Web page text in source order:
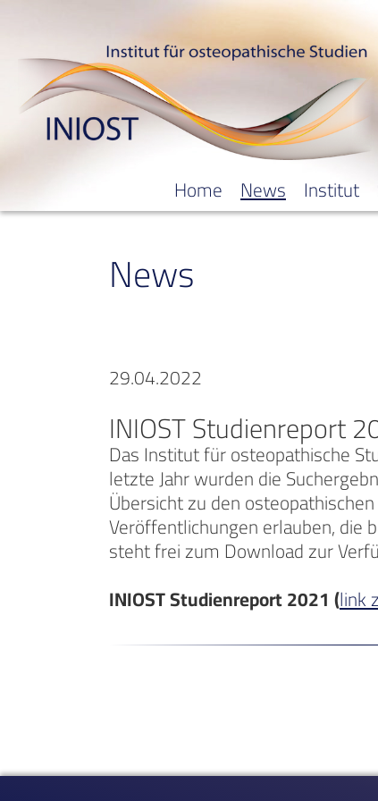
Institut
News
Home
News
29.04.2022
INIOST Studienreport
Das Institut für osteopathische
letzte Jahr wurden die
Übersicht zu den
Veröffentlichungen erlauben, die
steht frei zum Download zur
INIOST Studienreport 2021 (link